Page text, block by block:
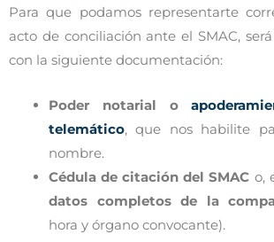
Para que podamos representarte
acto de conciliación ante el SMAC,
con la siguiente documentación:
Poder notarial o
telemático, que nos habilite
nombre.
Cédula de citación del SMAC o,
datos completos de la
hora y órgano convocante).